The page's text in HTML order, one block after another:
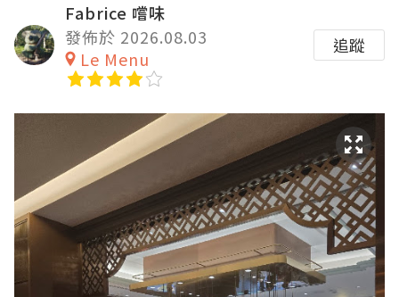
Fabrice 嚐味
發佈於 2026.08.03
Le Menu
追蹤